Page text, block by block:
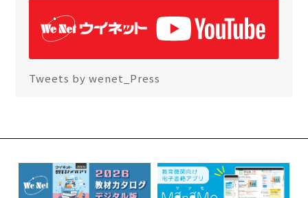
Tweets by wenet_Press